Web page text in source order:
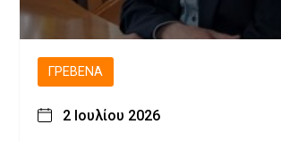
ΓΡΕΒΕΝΆ
2 Ιουλίου 2026